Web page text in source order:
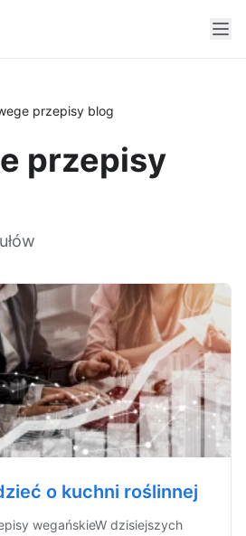
przepisy blog
przepisy
o kuchni roślinnej
wegańskieW dzisiejszych